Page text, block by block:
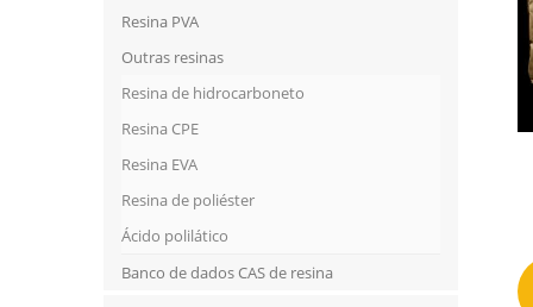
Resina PVA
Outras resinas
Resina de hidrocarboneto
Resina CPE
Resina EVA
Resina de poliéster
Ácido polilático
Banco de dados CAS de resina